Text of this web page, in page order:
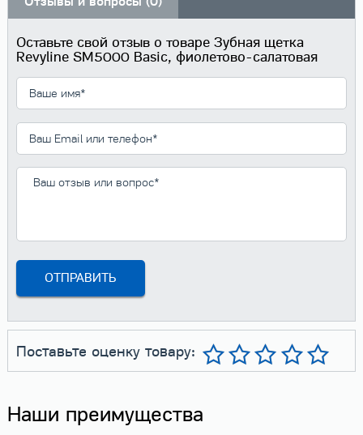
Оставьте свой отзыв о товаре Зубная щетка
Revyline SM5000 Basic, фиолетово-салатовая
Поставьте оценку товару:
Наши преимущества